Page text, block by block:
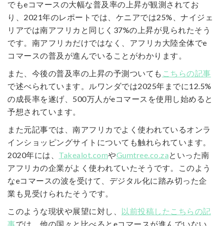
でもeコマースの大幅な普及率の上昇が観測されてお
り、2021年のレポートでは、ケニアでは25%、ナイジェ
リアでは南アフリカと同じく37%の上昇が見られたそう
です。南アフリカだけではなく、アフリカ大陸全体でe
コマースの普及が進んでいることがわかります。
また、今後の普及率の上昇の予測ついても こちらの記事
で述べられています。ルワンダでは2025年までに12.5%
の成長率を遂げ、500万人がeコマースを使用し始めると
予想されています。
また元記事では、南アフリカでよく使われているオンラ
インショッピングサイトについても触れられています。
2020年には、 Takealot.comやGumtree.co.zaといった南
アフリカの企業がよく使われていたそうです。このよう
なeコマースの波を受けて、デジタル化に踏み切った企
業も見受けられたそうです。
このような現状や展望に対し、 以前投稿したこちらの記
事では、他の国々と比べるとeコマースが進んでいない